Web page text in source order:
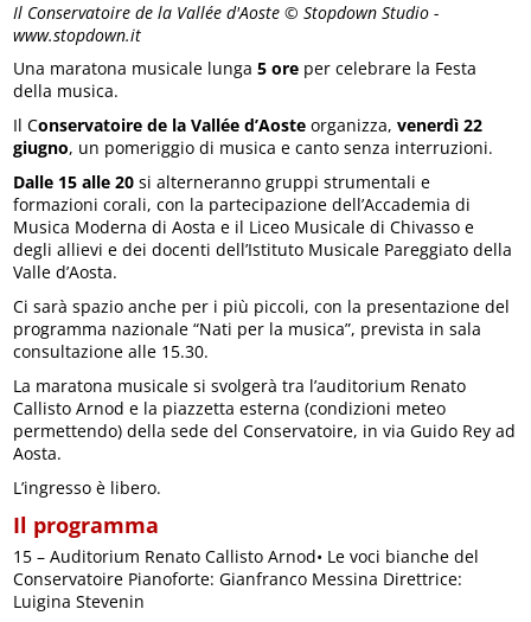
Il Conservatoire de la Vallée d'Aoste © Stopdown Studio -
www.stopdown.it
Una maratona musicale lunga5 ore per celebrare la Festa
della musica.
Il Conservatoire de la Vallée d’Aoste organizza,venerdì 22
giugno, un pomeriggio di musica e canto senza interruzioni.
Dalle 15 alle 20 si alterneranno gruppi strumentali e
formazioni corali, con la partecipazione dell’Accademia di
Musica Moderna di Aosta e il Liceo Musicale di Chivasso e
degli allievi e dei docenti dell’Istituto Musicale Pareggiato della
Valle d’Aosta.
Ci sarà spazio anche per i più piccoli, con la presentazione del
programma nazionale “Nati per la musica”, prevista in sala
consultazione alle 15.30.
La maratona musicale si svolgerà tra l’auditorium Renato
Callisto Arnod e la piazzetta esterna (condizioni meteo
permettendo) della sede del Conservatoire, in via Guido Rey ad
Aosta.
L’ingresso è libero.
Il programma
15 – Auditorium Renato Callisto Arnod• Le voci bianche del
Conservatoire Pianoforte: Gianfranco Messina Direttrice:
Luigina Stevenin